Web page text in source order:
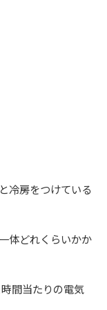
冷房をつけている
体どれくらいかか
間当たりの電気